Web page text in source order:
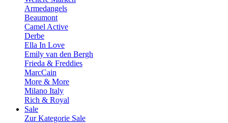
Armedangels
Beaumont
Camel Active
Derbe
Ella In Love
Emily van den Bergh
Frieda & Freddies
MarcCain
More & More
Milano Italy
Rich & Royal
Sale
Zur Kategorie Sale